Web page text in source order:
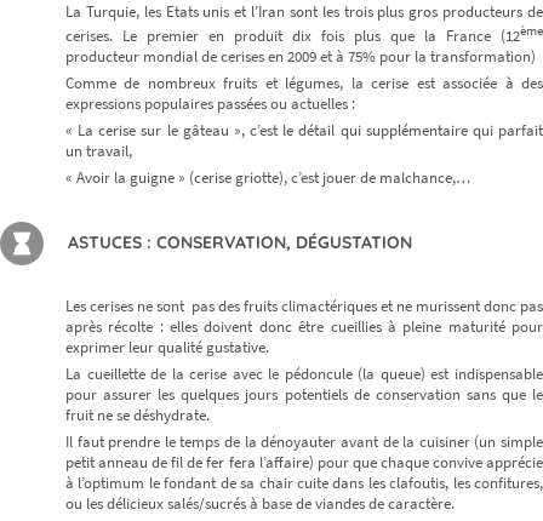
La Turquie, les Etats unis et l’Iran sont les trois plus gros producteurs de
cerises. Le premier en produit dix fois plus que la France (12ème
producteur mondial de cerises en 2009 et à 75% pour la transformation)
Comme de nombreux fruits et légumes, la cerise est associée à des
expressions populaires passées ou actuelles :
« La cerise sur le gâteau », c’est le détail qui supplémentaire qui parfait
un travail,
« Avoir la guigne » (cerise griotte), c’est jouer de malchance,…
ASTUCES : CONSERVATION, DÉGUSTATION
Les cerises ne sont pas des fruits climactériques et ne murissent donc pas
après récolte : elles doivent donc être cueillies à pleine maturité pour
exprimer leur qualité gustative.
La cueillette de la cerise avec le pédoncule (la queue) est indispensable
pour assurer les quelques jours potentiels de conservation sans que le
fruit ne se déshydrate.
Il faut prendre le temps de la dénoyauter avant de la cuisiner (un simple
petit anneau de fil de fer fera l’affaire) pour que chaque convive apprécie
à l’optimum le fondant de sa chair cuite dans les clafoutis, les confitures,
ou les délicieux salés/sucrés à base de viandes de caractère.